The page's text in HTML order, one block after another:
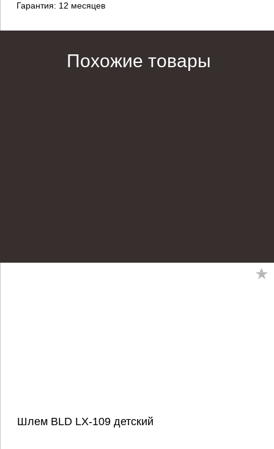
Гарантия: 12 месяцев
Похожие товары
Шлем BLD LX-109 детский